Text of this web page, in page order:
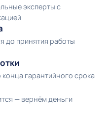
эксперты с
до принятия работы
гарантийного срока
— вернём деньги